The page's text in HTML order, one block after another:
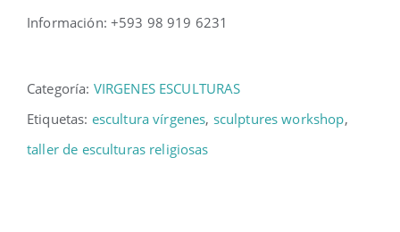
Información: +593 98 919 6231
Categoría: VIRGENES ESCULTURAS
Etiquetas: escultura vírgenes, sculptures workshop,
taller de esculturas religiosas